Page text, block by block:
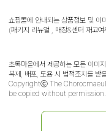
쇼핑몰에 안내되는 상품정보 및 이
(패키지 리뉴얼 , 매장&센터 재고여
초록마을에서 제공하는 모든 이미
복제, 배포, 도용 시 법적조치를 받
Copyrightⓒ The
be copied without permission.